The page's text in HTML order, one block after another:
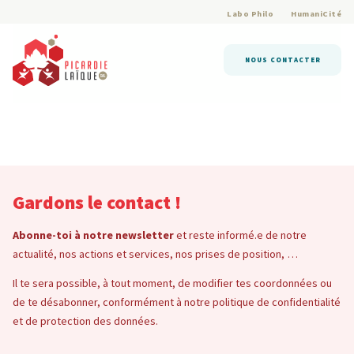
Labo Philo HumaniCité
NOUS CONTACTER
Gardons le contact !
Abonne-toi à notre newsletteret reste informé.e de notre
actualité, nos actions et services, nos prises de position, …
Il te sera possible, à tout moment, de modifier tes coordonnées ou
de te désabonner, conformément à notre politique de confidentialité
et de protection des données.